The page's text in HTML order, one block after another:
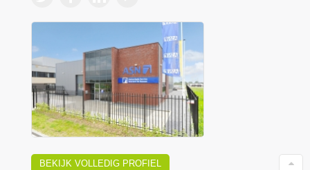
BEKIJK VOLLEDIG PROFIEL